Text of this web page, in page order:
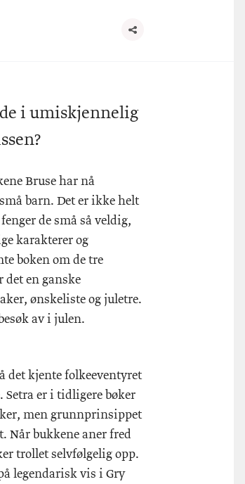
i umiskjennelig
Bruse har nå
barn. Det er ikke helt
de små så veldig,
karakterer og
boken om de tre
en ganske
ønskeliste og juletre.
av i julen.
det kjente folkeeventyret
Setra er i tidligere bøker
men grunnprinsippet
Når bukkene aner fred
trollet selvfølgelig opp.
legendarisk vis i Gry